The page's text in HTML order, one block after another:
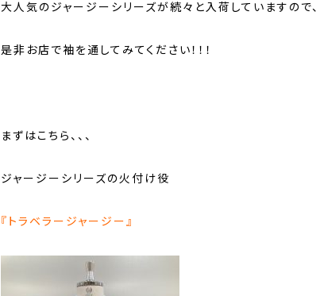
大人気のジャージーシリーズが続々と入荷していますので、
是非お店で袖を通してみてください！！！
まずはこちら、、、
ジャージーシリーズの火付け役
『トラベラージャージー』